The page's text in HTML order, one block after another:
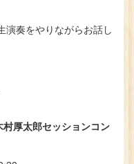
演奏をやりながらお話し
厚太郎セッションコン